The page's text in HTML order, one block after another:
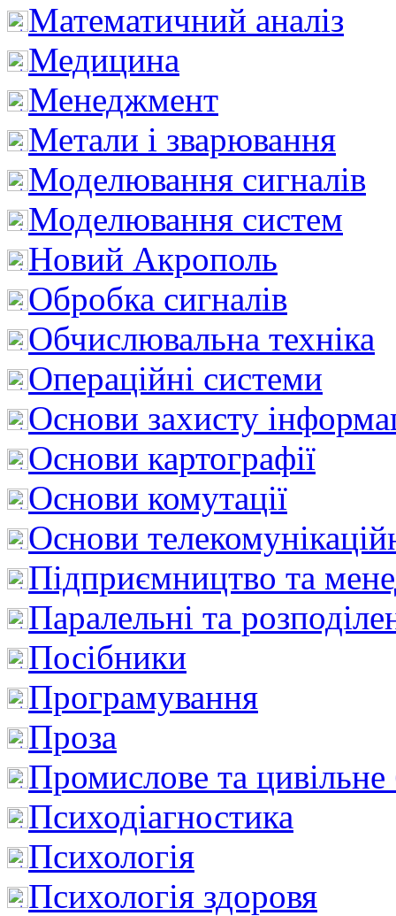
Математичний аналіз
Медицина
Менеджмент
Метали і зварювання
Моделювання сигналів
Моделювання систем
Новий Акрополь
Обробка сигналів
Обчислювальна техніка
Операційні системи
Основи захисту
Основи картографії
Основи комутації
Основи
Підприємництво та
Паралельні та
Посібники
Програмування
Проза
Промислове та цивільне
Психодіагностика
Психологія
Психологія здоровя